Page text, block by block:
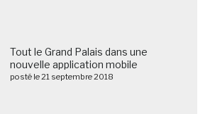
Tout le Grand Palais dans une
nouvelle application mobile
posté le 21 septembre 2018